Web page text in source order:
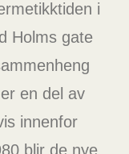
i
Holms gate
en del av
innenfor
blir de nye